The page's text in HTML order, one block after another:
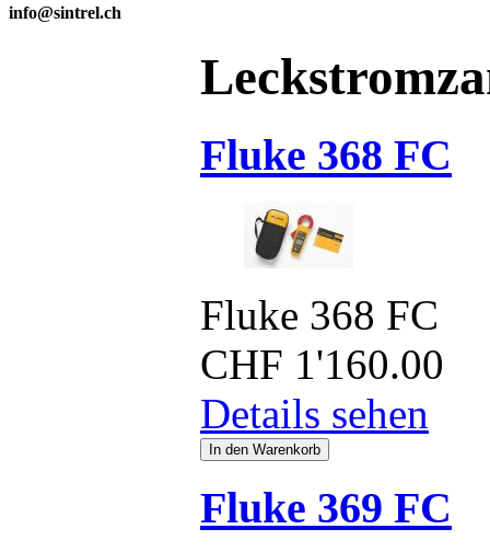
info@sintrel.ch
Fluke 368 FC
Fluke 368 FC
CHF 1'160.00
Details sehen
Fluke 369 FC